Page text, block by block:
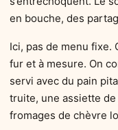
en bouche, des
Ici, pas de menu fixe.
fur et à mesure. On
servi avec du pain
truite, une assiette
fromages de chèvre